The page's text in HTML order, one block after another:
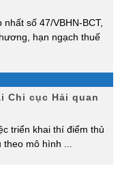
số 47/VBHN-BCT,
hạn ngạch thuế
Chi cục Hải quan
triển khai thí điểm thủ
theo mô hình